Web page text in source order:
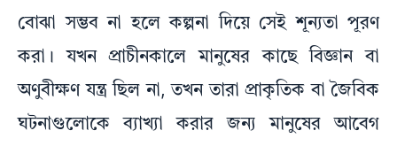
বোঝা সম্ভব না হলে কল্পনা দিয়ে সেই শূন্যতা পূরণ
করা। যখন প্রাচীনকালে মানুষের কাছে বিজ্ঞান বা
অণুবীক্ষণ যন্ত্র ছিল না, তখন তারা প্রাকৃতিক বা জৈবিক
ঘটনাগুলোকে ব্যাখ্যা করার জন্য মানুষের আবেগ